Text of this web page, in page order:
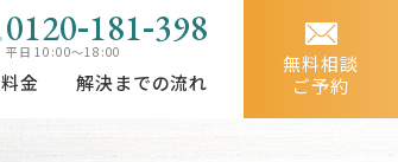
0120-181-398
平日 10:00～18:00
無料相談
ご予約
料金 解決までの流れ